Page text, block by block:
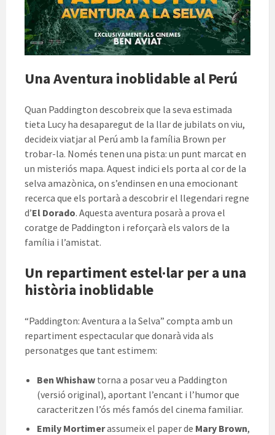
Una Aventura inoblidable al Perú
Quan Paddington descobreix que la seva estimada
tieta Lucy ha desaparegut de la llar de jubilats on viu,
decideix viatjar al Perú amb la família Brown per
trobar-la. Només tenen una pista: un punt marcat en
un misteriós mapa. Aquest indici els porta al cor de la
selva amazònica, on s’endinsen en una emocionant
recerca que els portarà a descobrir el llegendari regne
d’El Dorado. Aquesta aventura posarà a prova el
coratge de Paddington i reforçarà els valors de la
família i l’amistat.
Un repartiment estel·lar per a una
història inoblidable
“Paddington: Aventura a la Selva” compta amb un
repartiment espectacular que donarà vida als
personatges que tant estimem:
Ben Whishaw torna a posar veu a Paddington
(versió original), aportant l’encant i l’humor que
caracteritzen l’ós més famós del cinema familiar.
Emily Mortimerassumeix el paper de Mary Brown,